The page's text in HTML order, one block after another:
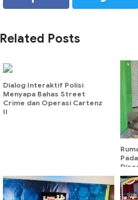
Related Posts
Dialog Interaktif Polisi
Menyapa Bahas Street
Crime dan Operasi Cartenz
II